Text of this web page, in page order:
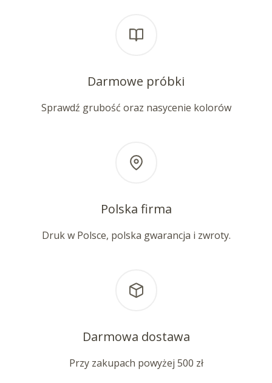
Darmowe próbki
Sprawdź grubość oraz nasycenie kolorów
Polska firma
Druk w Polsce, polska gwarancja i zwroty.
Darmowa dostawa
Przy zakupach powyżej 500 zł